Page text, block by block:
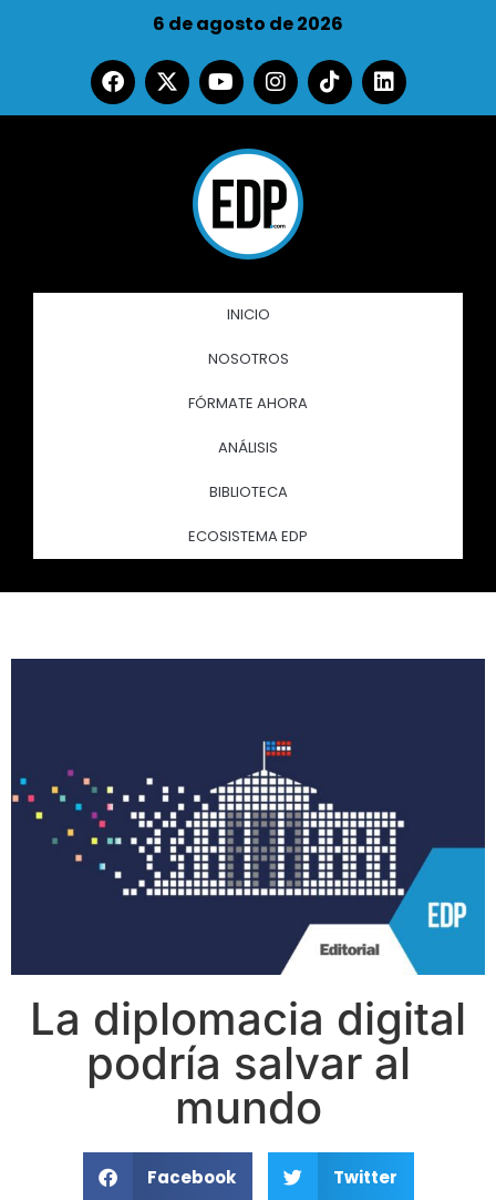
6 de agosto de 2026
INICIO
NOSOTROS
FÓRMATE AHORA
ANÁLISIS
BIBLIOTECA
ECOSISTEMA EDP
La diplomacia digital
podría salvar al
mundo
Facebook Twitter